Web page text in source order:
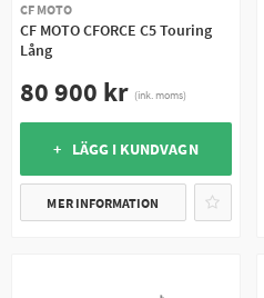
CF MOTO
CF MOTO CFORCE C5 Touring
Lång
80 900 kr (ink. moms)
+ LÄGG I KUNDVAGN
MER INFORMATION